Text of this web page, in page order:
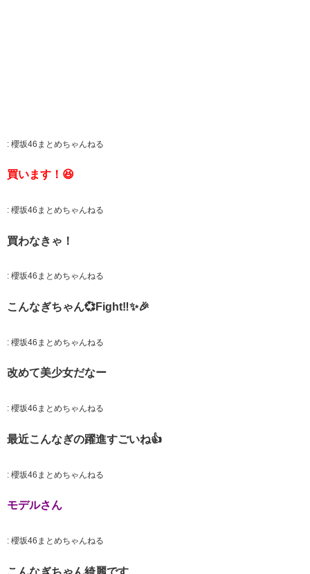
: 櫻坂46まとめちゃんねる
買います！😆
: 櫻坂46まとめちゃんねる
買わなきゃ！
: 櫻坂46まとめちゃんねる
こんなぎちゃん💞Fight‼️✨️🎉
: 櫻坂46まとめちゃんねる
改めて美少女だなー
: 櫻坂46まとめちゃんねる
最近こんなぎの躍進すごいね👍
: 櫻坂46まとめちゃんねる
モデルさん
: 櫻坂46まとめちゃんねる
こんなぎちゃん綺麗です